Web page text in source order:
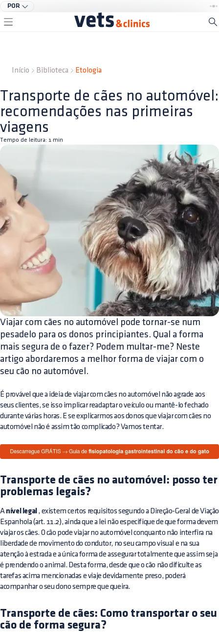
POR
Início Biblioteca Etologia
Transporte de cães no automóvel:
recomendações nas primeiras
viagens
Tempo de leitura: 1 min
Viajar com cães no automóvel pode tornar-se num
pesadelo para os donos principiantes. Qual a forma
mais segura de o fazer? Podem multar-me? Neste
artigo abordaremos a melhor forma de viajar com o
seu cão no automóvel.
É provável que a ideia de viajar com cães no automóvel não agrade aos
seus clientes, se isso implicar readaptar o veículo ou mantê-lo fechado
durante várias horas. E se explicarmos aos donos que viajar com cães no
automóvel não é assim tão complicado? Vamos tentar.
Transporte de cães no automóvel: posso ter
problemas legais?
A nível legal , existem certos requisitos segundo a Direção-Geral de Viação
Espanhola (art. 11.2), ainda que a lei não especifique de que forma devem
viajar os cães. O cão pode viajar no automóvel conquanto não interfira na
liberdade de movimento do condutor, no seu campo visual e na sua
atenção à estrada e a única forma de assegurar totalmente que assim seja
é prendendo o animal. Desta forma, desde que o cão não dificulte as
tarefas acima mencionadas e viaje devidamente preso, poderá
acompanhar o seu dono sempre que queira.
Transporte de cães: Como transportar o seu
cão de forma segura?